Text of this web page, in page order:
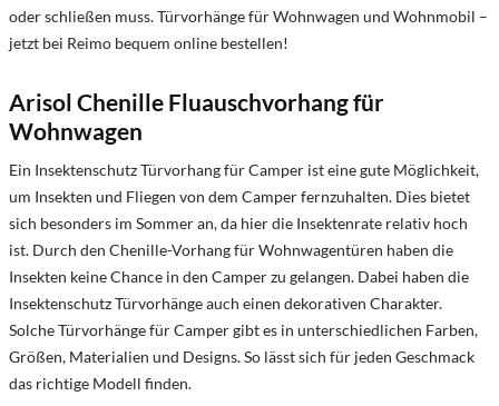
oder schließen muss. Türvorhänge für Wohnwagen und Wohnmobil –
jetzt bei Reimo bequem online bestellen!
Arisol Chenille Fluauschvorhang für
Wohnwagen
Ein Insektenschutz Türvorhang für Camper ist eine gute Möglichkeit,
um Insekten und Fliegen von dem Camper fernzuhalten. Dies bietet
sich besonders im Sommer an, da hier die Insektenrate relativ hoch
ist. Durch den Chenille-Vorhang für Wohnwagentüren haben die
Insekten keine Chance in den Camper zu gelangen. Dabei haben die
Insektenschutz Türvorhänge auch einen dekorativen Charakter.
Solche Türvorhänge für Camper gibt es in unterschiedlichen Farben,
Größen, Materialien und Designs. So lässt sich für jeden Geschmack
das richtige Modell finden.